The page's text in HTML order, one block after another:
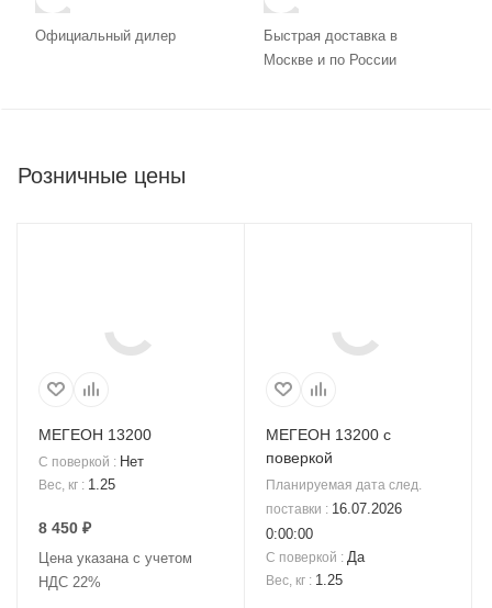
Официальный дилер
Быстрая доставка в
Москве и по России
Розничные цены
МЕГЕОН 13200
С поверкой : Нет
Вес, кг : 1.25
8 450 ₽
Цена указана с учетом
НДС 22%
МЕГЕОН 13200 с
поверкой
Планируемая дата след.
поставки : 16.07.2026
0:00:00
С поверкой : Да
Вес, кг : 1.25